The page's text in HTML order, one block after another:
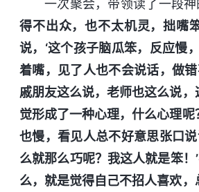
一次聚会，带领读了一段
得不出众，也不太机灵，拙嘴
说，‘这个孩子脑瓜笨，反应慢
着嘴，见了人也不会说话，做
戚朋友这么说，老师也这么说
觉形成了一种心理，什么心理
也慢，看见人总不好意思张口
么就那么巧呢？我这人就是笨
么，就是觉得自己不招人喜欢